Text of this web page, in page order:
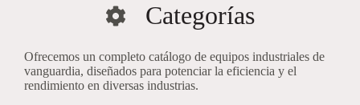
Categorías
Ofrecemos un completo catálogo de equipos industriales de
vanguardia, diseñados para potenciar la eficiencia y el
rendimiento en diversas industrias.